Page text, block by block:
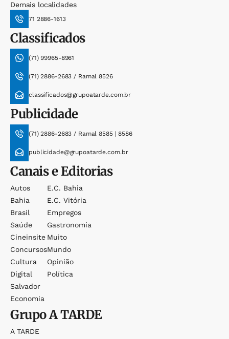
Demais localidades
71 2886-1613
Classificados
(71) 99965-8961
(71) 2886-2683 / Ramal 8526
classificados@grupoatarde.com.br
Publicidade
(71) 2886-2683 / Ramal 8585 | 8586
publicidade@grupoatarde.com.br
Canais e Editorias
Autos
Bahia
Brasil
Saúde
Cineinsite
Concursos
Cultura
Digital
Salvador
Economia
E.c. Bahia
E.c. Vitória
Empregos
Gastronomia
Muito
Mundo
Opinião
Política
GrupoA TARDE
A TARDE